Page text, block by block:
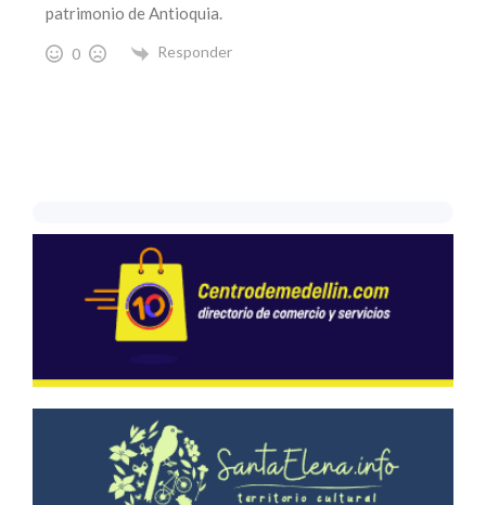
patrimonio de Antioquia.
0 Responder